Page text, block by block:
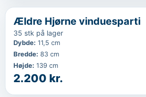
‹
Ældre Hjørne vinduesparti
35 stk på lager
Dybde: 11,5 cm
Bredde: 83 cm
Højde: 139 cm
2.200 kr.